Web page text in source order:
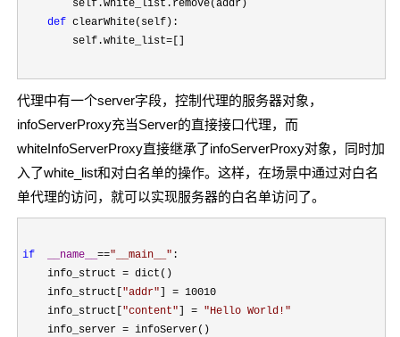
        self.white_list.remove(addr)
def clearWhite(self):
        self.white_list
=[]
代理中有一个server字段，控制代理的服务器对象，
infoServerProxy充当Server的直接接口代理，而
whiteInfoServerProxy直接继承了infoServerProxy对象，同时加
入了white_list和对白名单的操作。这样，在场景中通过对白名
单代理的访问，就可以实现服务器的白名单访问了。
if __name__ ==" __main__ " :
    info_struct
= dict()
    info_struct[
"addr" ] = 10010
    info_struct[
"content" ] = "Hello World! "
    info_server
= infoServer()